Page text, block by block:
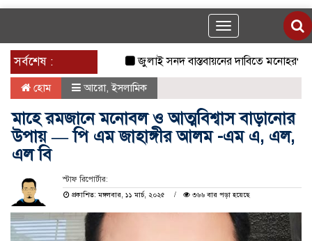
Toggle
navigation
সর্বশেষ :
জুলাই সনদ বাস্তবায়নের দাবিতে মনোহরগঞ্জে
হোম আরো,ইসলামিক
মাহে রমজানে মনোবল ও আত্মবিশ্বাস বাড়ানোর
উপায় — পি এম জাহাঙ্গীর আলম -এম এ, এল,
এল বি
স্টাফ রিপোর্টার:
প্রকাশিত: মঙ্গলবার, ১১ মার্চ, ২০২৫
৩৬৬ বার পড়া হয়েছে